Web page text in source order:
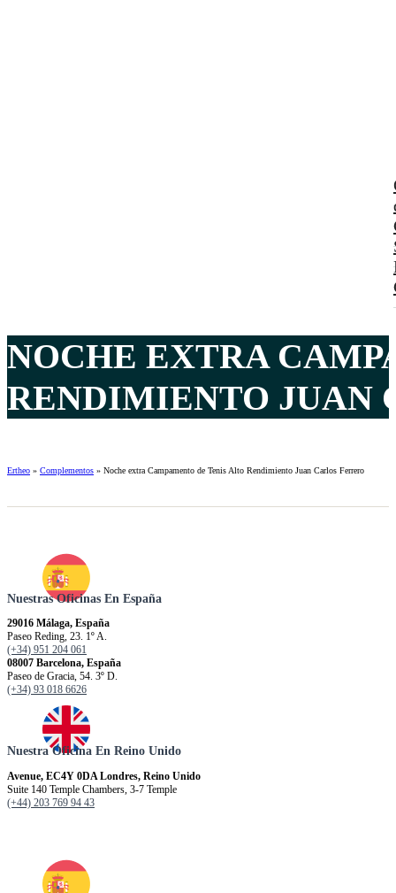
NOCHE EXTRA
RENDIMIENTO JUAN
Ertheo » Complementos » Noche extra Campamento de Tenis Alto Rendimiento Juan Carlos Ferrero
Nuestras Oficinas En España
29016 Málaga, España
Paseo Reding, 23. 1º A.
(+34) 951 204 061
08007 Barcelona, España
Paseo de Gracia, 54. 3º D.
(+34) 93 018 6626
Nuestra Oficina En Reino Unido
Avenue, EC4Y 0DA Londres, Reino Unido
Suite 140 Temple Chambers, 3-7 Temple
(+44) 203 769 94 43